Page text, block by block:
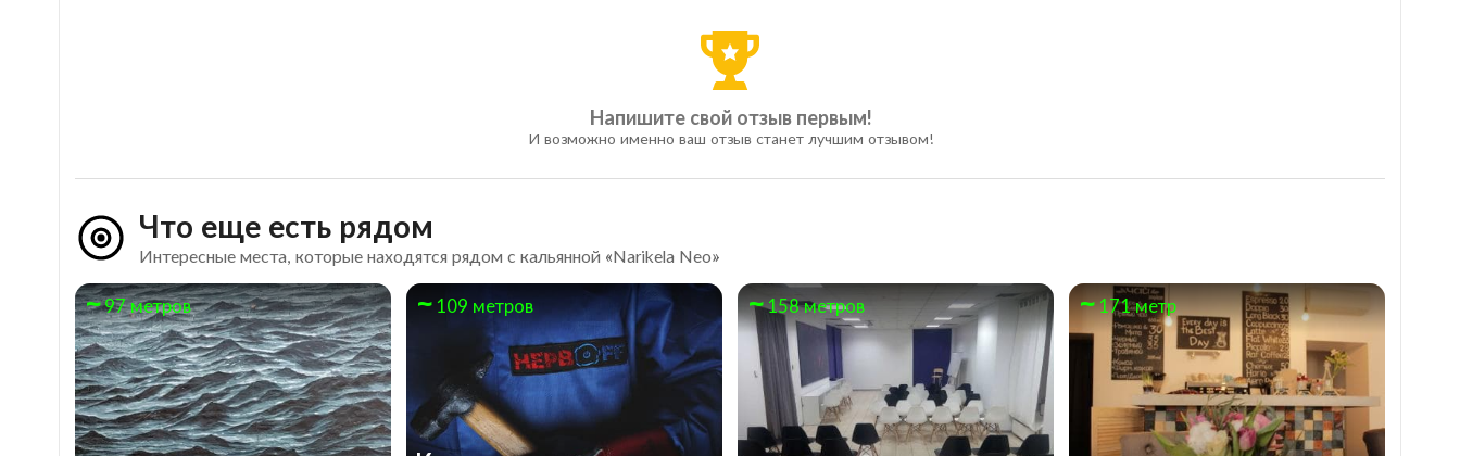
Напишите свой отзыв первым!
И возможно именно ваш отзыв станет лучшим отзывом!
Что еще есть рядом
Интересные места, которые находятся рядом с кальянной «Narikela Neo»
97 метров 109 метров 158 метров 171 метр